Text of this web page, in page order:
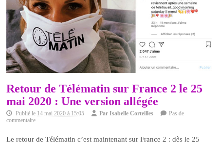
Retour de Télématin sur France 2 le 25
mai 2020 : Une version allégée
Publié le 14 mai 2020 à 15:05 ParIsabelle Corteilles
Pas de
commentaire
Le retour de Télématin c’est maintenant sur France 2 : dès le 25